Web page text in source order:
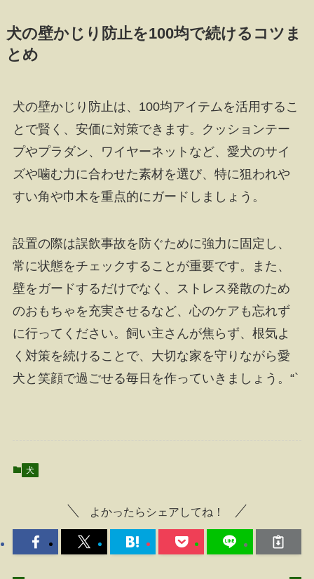
犬の壁かじり防止を100均で続けるコツま
とめ
犬の壁かじり防止は、100均アイテムを活用するこ
とで賢く、安価に対策できます。クッションテー
プやプラダン、ワイヤーネットなど、愛犬のサイ
ズや噛む力に合わせた素材を選び、特に狙われや
すい角や巾木を重点的にガードしましょう。
設置の際は誤飲事故を防ぐために強力に固定し、
常に状態をチェックすることが重要です。また、
壁をガードするだけでなく、ストレス発散のため
のおもちゃを充実させるなど、心のケアも忘れず
に行ってください。飼い主さんが焦らず、根気よ
く対策を続けることで、大切な家を守りながら愛
犬と笑顔で過ごせる毎日を作っていきましょう。“`
犬
よかったらシェアしてね！